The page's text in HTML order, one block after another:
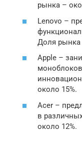
рынка –
Lenovo –
Доля рынка
Apple –
около 15%.
Acer –
в
около 12%.